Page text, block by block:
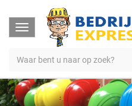
Toggle
navigation